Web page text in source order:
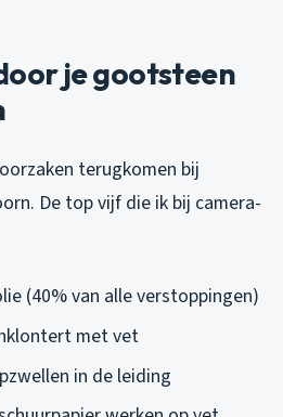
je gootsteen
terugkomen bij
De top vijf die ik bij camera-
(40% van alle verstoppingen)
met vet
in de leiding